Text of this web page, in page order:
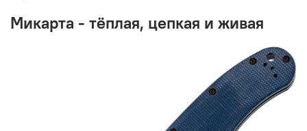
Микарта - тёплая, цепкая и живая